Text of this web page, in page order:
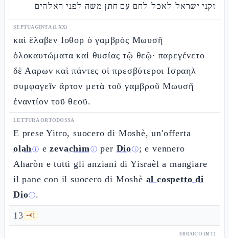
זקני ישראל לאכל לחם עם חתן משה לפני האלהים
SEPTUAGINTA (LXX)
καὶ ἔλαβεν Ιοθορ ὁ γαμβρὸς Μωυσῆ
ὁλοκαυτώματα καὶ θυσίας τῷ θεῷ· παρεγένετο
δὲ Ααρων καὶ πάντες οἱ πρεσβύτεροι Ισραηλ
συμφαγεῖν ἄρτον μετὰ τοῦ γαμβροῦ Μωυσῆ
ἐναντίον τοῦ θεοῦ.
LETTURA ORTODOSSA
E prese Yitro, suocero di Moshè, un'offerta
olahⓘ ezevachìmⓘ per Dioⓘ; e vennero
Aharòn e tutti gli anziani di Yisraèl a mangiare
il pane con il suocero di Moshè al cospetto di
Dioⓘ.
13 🗝️1
EBRAICO (MT)